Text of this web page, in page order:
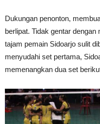
Dukungan penonton,
berlipat. Tidak gentar
tajam pemain Sidoarjo sulit
menyudahi set pertama,
memenangkan dua set